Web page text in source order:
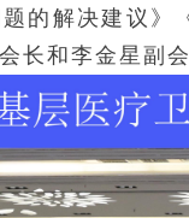
的解决建议
长和李金星副